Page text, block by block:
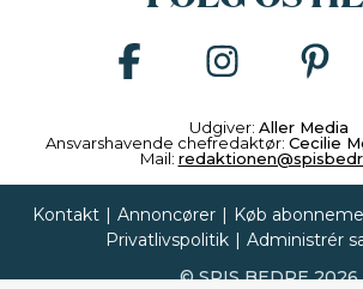
Udgiver: Aller Media
Ansvarshavende chefredaktør: Cecilie
Mail:
Kontakt | Annoncører | Køb
Privatlivspolitik | Administrér
©SPIS BEDRE2026